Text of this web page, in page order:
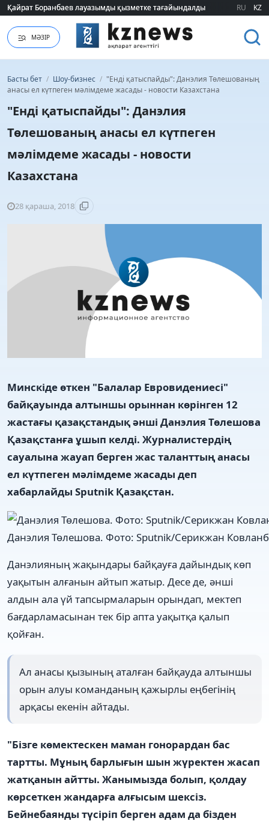
Қайрат Боранбаев лауазымды қызметке тағайындалды
Қайрат Боранбаев лауазымды қызметке тағайындалды RU KZ
МӘЗІР
Басты бет / Шоу-бизнес / "Енді қатыспайды": Данэлия Төлешованың
анасы ел күтпеген мәлімдеме жасады - новости Казахстана
"Енді қатыспайды": Данэлия
Төлешованың анасы ел күтпеген
мәлімдеме жасады - новости
Казахстана
28 қараша, 2018
Минскіде өткен "Балалар Евровидениесі"
байқауында алтыншы орыннан көрінген 12
жастағы қазақстандық әнші Данэлия Төлешова
Қазақстанға ұшып келді. Журналистердің
сауалына жауап берген жас таланттың анасы
ел күтпеген мәлімдеме жасады деп
хабарлайды Sputnik Қазақстан.
Данэлия Төлешова. Фото: Sputnik/Серикжан
Данэлияның жақындары байқауға дайындық көп
уақытын алғанын айтып жатыр. Десе де, әнші
алдын ала үй тапсырмаларын орындап, мектеп
бағдарламасынан тек бір апта уақытқа қалып
қойған.
Ал анасы қызының аталған байқауда алтыншы
орын алуы команданың қажырлы еңбегінің
арқасы екенін айтады.
"Бізге көмектескен маман гонорардан бас
тартты. Мұның барлығын шын жүректен жасап
жатқанын айтты. Жанымызда болып, қолдау
көрсеткен жандарға алғысым шексіз.
Бейнебаянды түсіріп берген адам да бізден